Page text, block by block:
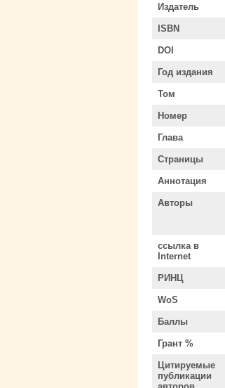
Издатель
ISBN
DOI
Год издания
Том
Номер
Глава
Страницы
Аннотация
Авторы
ссылка в
Internet
РИНЦ
WoS
Баллы
Грант %
Цитируемые
публикации